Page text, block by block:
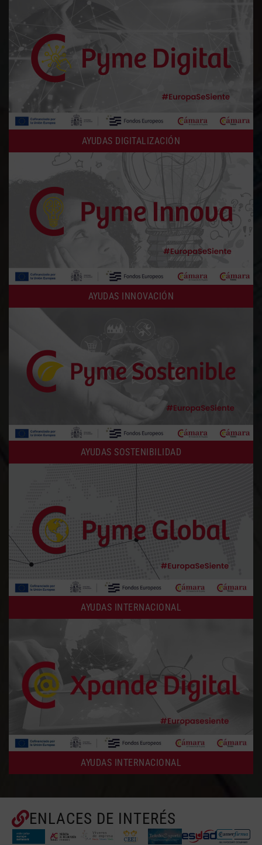
AYUDAS DIGITALIZACIÓN
AYUDAS INNOVACIÓN
AYUDAS SOSTENIBILIDAD
AYUDAS INTERNACIONAL
AYUDAS INTERNACIONAL
ENLACES DE INTERÉS